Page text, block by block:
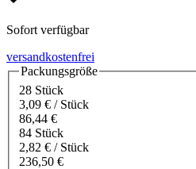
Sofort verfügbar
versandkostenfrei
Packungsgröße
28 Stück
3,09 € / Stück
86,44 €
84 Stück
2,82 € / Stück
236,50 €